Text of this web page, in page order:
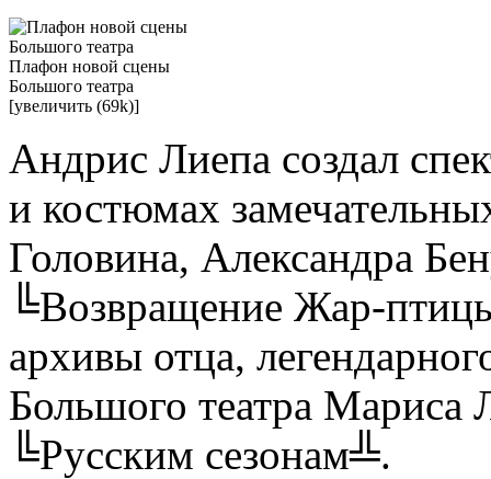
Плафон новой сцены
Большого театра
[увеличить (69k)]
Андрис Лиепа создал
и костюмах
Головина, Александра
╚Возвращение Жар-
архивы отца,
Большого театра Мариса
╚Русским сезонам╩.